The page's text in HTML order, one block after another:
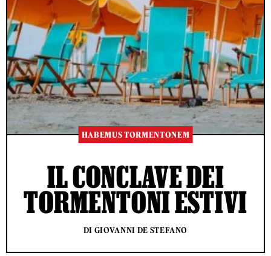
HABEMUS TORMENTONEM
IL CONCLAVE DEI
TORMENTONI ESTIVI
DI GIOVANNI DE STEFANO